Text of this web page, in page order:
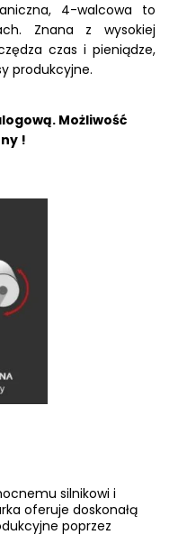
4-walcowa to
Znana z wysokiej
czas i pieniądze,
produkcyjne.
Możliwość
!
silnikowi i
oferuje doskonałą
poprzez